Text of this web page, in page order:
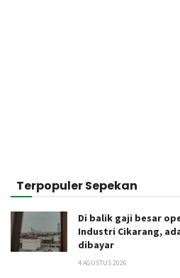
Terpopuler Sepekan
Di balik gaji besar
Industri Cikarang,
dibayar
4 AGUSTUS 2026